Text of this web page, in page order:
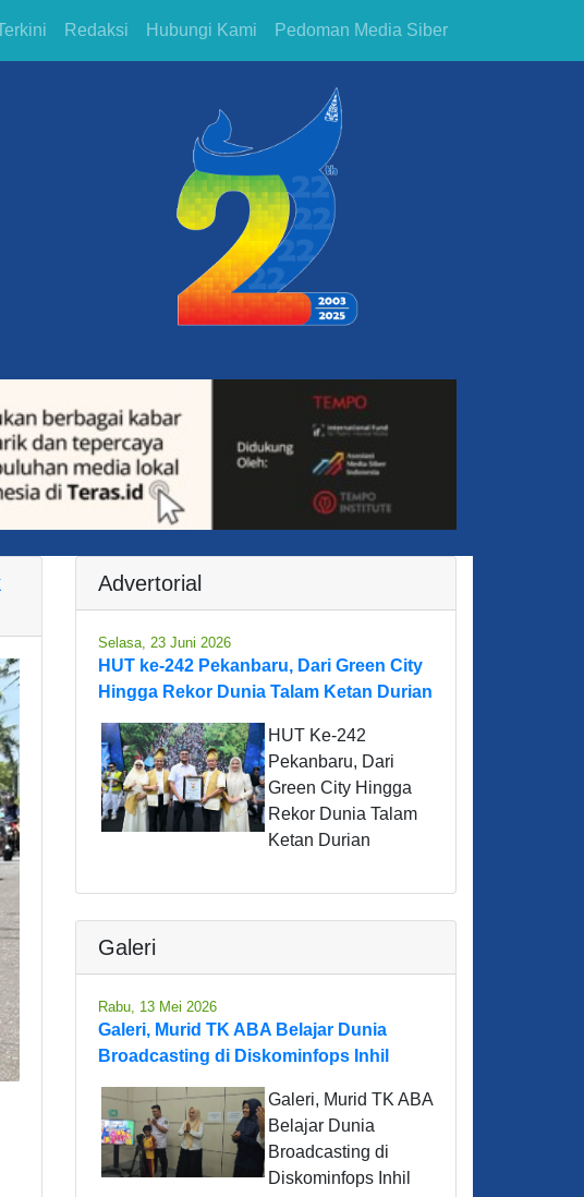
Redaksi Hubungi Kami Pedoman Media Siber
Advertorial
Selasa, 23 Juni 2026
HUT ke-242 Pekanbaru, Dari Green City
Hingga Rekor Dunia Talam Ketan Durian
HUT Ke-242
Pekanbaru, Dari
Green City Hingga
Rekor Dunia Talam
Ketan Durian
Galeri
Rabu, 13 Mei 2026
Galeri, Murid TK ABA Belajar Dunia
Broadcasting di Diskominfops Inhil
Galeri, Murid TK ABA
Belajar Dunia
Broadcasting di
Diskominfops Inhil